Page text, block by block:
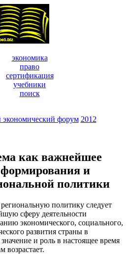
экономика
право
сертификация
учебники
поиск
форум 2012
как важнейшее
формирования и
политики
политику следует
сферу деятельности
экономического, социального,
развития страны в
и роль в настоящее время
возрастает.